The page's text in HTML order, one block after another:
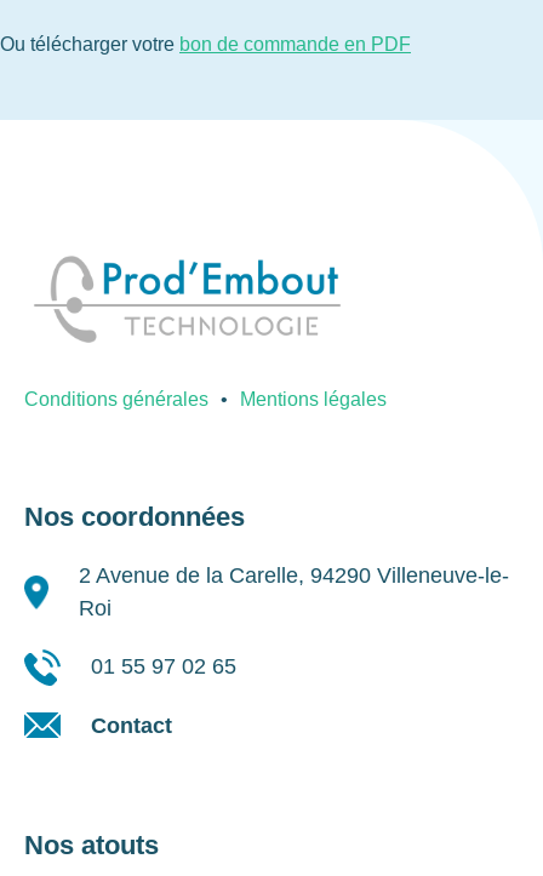
Ou télécharger votre bon de commande en PDF
Conditions générales Mentions légales
Nos coordonnées
2 Avenue de la Carelle, 94290 Villeneuve-le-
Roi
01 55 97 02 65
Contact
Nos atouts